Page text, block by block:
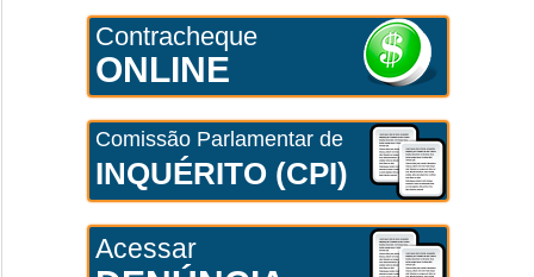
Contracheque
ONLINE
Comissão Parlamentar de
INQUÉRITO (CPI)
Acessar